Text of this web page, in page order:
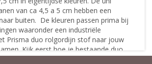
van ca 4,5 a 5 cm hebben een
buiten. De kleuren passen prima bij
waaronder een industriële
Prisma duo rolgordijn stof naar jouw
Kijk eerst hoe je bestaande duo
de buis een aan raamzijde aan de